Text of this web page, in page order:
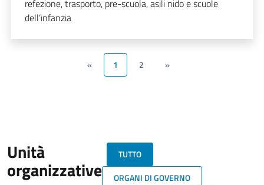
refezione, trasporto, pre-scuola, asili nido e scuole
dell’infanzia
« 1 2 »
Unità
organizzative
TUTTO
ORGANI DI GOVERNO